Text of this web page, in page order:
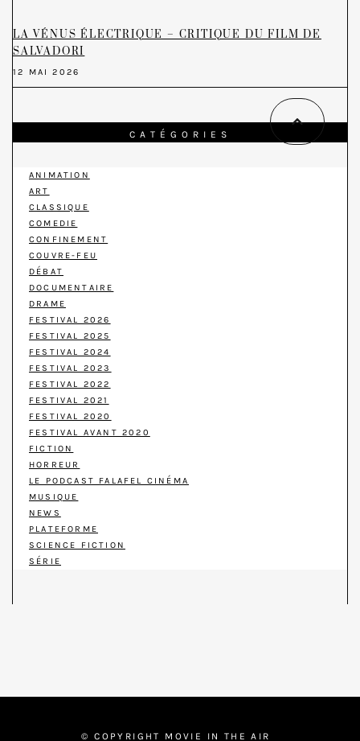
LA VÉNUS ÉLECTRIQUE – CRITIQUE DU FILM DE
SALVADORI
12 MAI 2026
CATÉGORIES
ANIMATION
ART
CLASSIQUE
COMEDIE
CONFINEMENT
COUVRE-FEU
DÉBAT
DOCUMENTAIRE
DRAME
FESTIVAL 2026
FESTIVAL 2025
FESTIVAL 2024
FESTIVAL 2023
FESTIVAL 2022
FESTIVAL 2021
FESTIVAL 2020
FESTIVAL AVANT 2020
FICTION
HORREUR
LE PODCAST FALAFEL CINÉMA
MUSIQUE
NEWS
PLATEFORME
SCIENCE FICTION
SÉRIE
© COPYRIGHT MOVIE IN THE AIR